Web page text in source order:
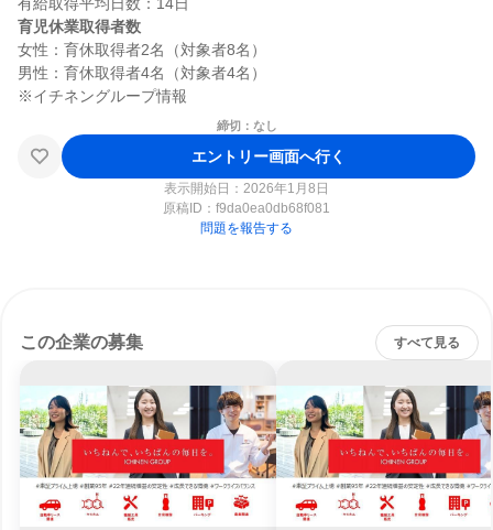
育児休業取得者数
女性：育休取得者2名（対象者8名）
男性：育休取得者4名（対象者4名）
締切：なし
エントリー画面へ行く
表示開始日：2026年1月8日
原稿ID： f9da0ea0db68f081
問題を報告する
この企業の募集 すべて見る